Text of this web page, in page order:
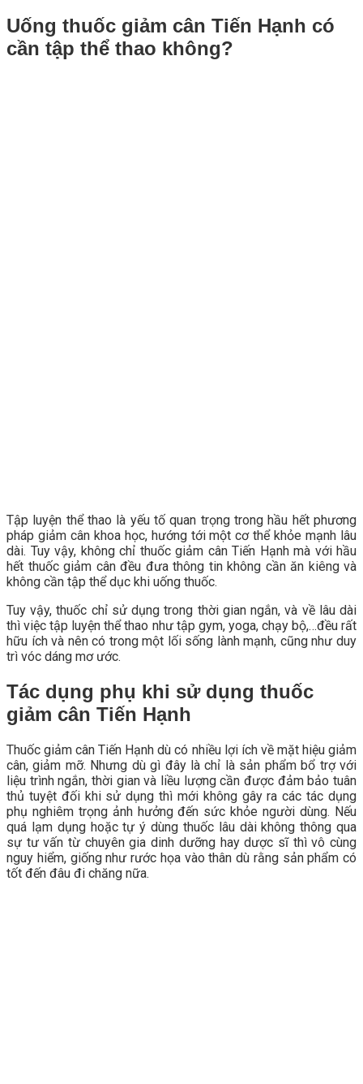
Uống thuốc giảm cân Tiến Hạnh có
cần tập thể thao không?
Tập luyện thể thao là yếu tố quan trọng trong hầu hết phương
pháp giảm cân khoa học, hướng tới một cơ thể khỏe mạnh lâu
dài. Tuy vậy, không chỉ thuốc giảm cân Tiến Hạnh mà với hầu
hết thuốc giảm cân đều đưa thông tin không cần ăn kiêng và
không cần tập thể dục khi uống thuốc.
Tuy vậy, thuốc chỉ sử dụng trong thời gian ngắn, và về lâu dài
thì việc tập luyện thể thao như tập gym, yoga, chạy bộ,…đều rất
hữu ích và nên có trong một lối sống lành mạnh, cũng như duy
trì vóc dáng mơ ước.
Tác dụng phụ khi sử dụng thuốc
giảm cân Tiến Hạnh
Thuốc giảm cân Tiến Hạnh dù có nhiều lợi ích về mặt hiệu giảm
cân, giảm mỡ. Nhưng dù gì đây là chỉ là sản phẩm bổ trợ với
liệu trình ngắn, thời gian và liều lượng cần được đảm bảo tuân
thủ tuyệt đối khi sử dụng thì mới không gây ra các tác dụng
phụ nghiêm trọng ảnh hưởng đến sức khỏe người dùng. Nếu
quá lạm dụng hoặc tự ý dùng thuốc lâu dài không thông qua
sự tư vấn từ chuyên gia dinh dưỡng hay dược sĩ thì vô cùng
nguy hiểm, giống như rước họa vào thân dù rằng sản phẩm có
tốt đến đâu đi chăng nữa.